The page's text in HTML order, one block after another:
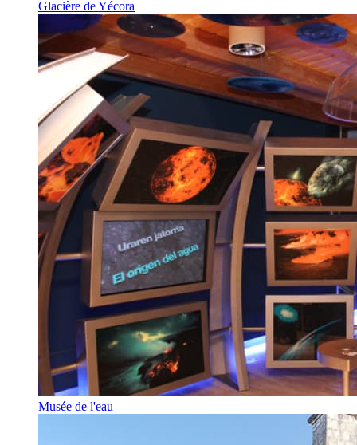
Glacière de Yécora
Musée de l'eau